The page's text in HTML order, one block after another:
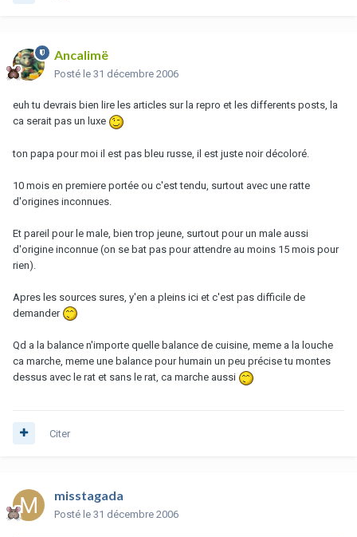
Ancalimë
Posté le 31 décembre 2006
euh tu devrais bien lire les articles sur la repro et les differents posts, la
ca serait pas un luxe
ton papa pour moi il est pas bleu russe, il est juste noir décoloré.
10 mois en premiere portée ou c'est tendu, surtout avec une ratte
d'origines inconnues.
Et pareil pour le male, bien trop jeune, surtout pour un male aussi
d'origine inconnue (on se bat pas pour attendre au moins 15 mois pour
rien).
Apres les sources sures, y'en a pleins ici et c'est pas difficile de
demander
Qd a la balance n'importe quelle balance de cuisine, meme a la louche
ca marche, meme une balance pour humain un peu précise tu montes
dessus avec le rat et sans le rat, ca marche aussi
Citer
misstagada
Posté le 31 décembre 2006